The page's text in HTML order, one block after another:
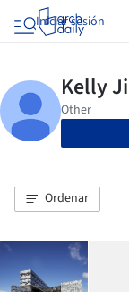
Iniciar sesión
Ordenar